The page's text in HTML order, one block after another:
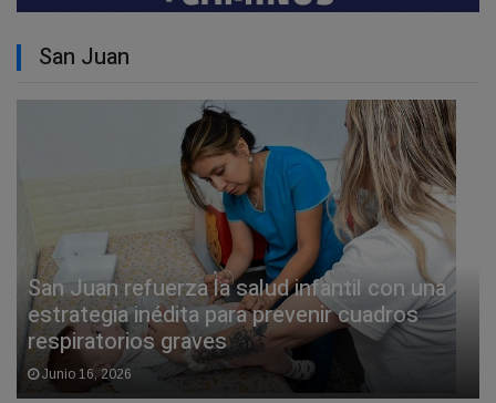
San Juan
San Juan refuerza la salud infantil con una
estrategia inédita para prevenir cuadros
respiratorios graves
Junio 16, 2026